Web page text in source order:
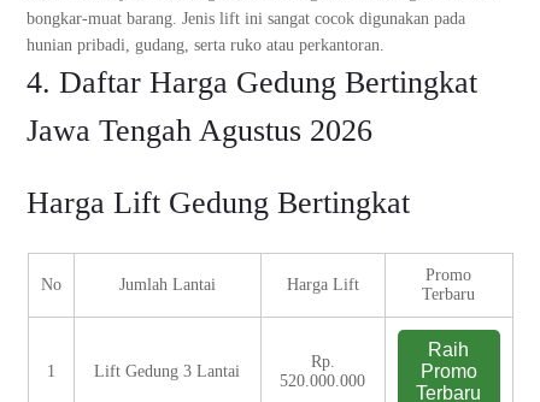
bongkar-muat barang. Jenis lift ini sangat cocok digunakan pada
hunian pribadi, gudang, serta ruko atau perkantoran.
4. Daftar Harga Gedung Bertingkat
Jawa Tengah Agustus 2026
Harga Lift Gedung Bertingkat
No Jumlah Lantai Harga Lift
Promo
Terbaru
1 Lift Gedung 3 Lantai
Rp.
520.000.000
Raih
Promo
Terbaru